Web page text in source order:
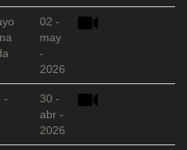
02 -
may
-
2026
-
30 -
abr -
2026